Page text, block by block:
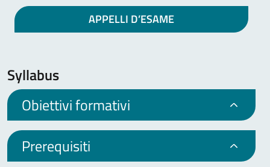
APPELLI D’ESAME
Syllabus
Obiettivi formativi
Prerequisiti